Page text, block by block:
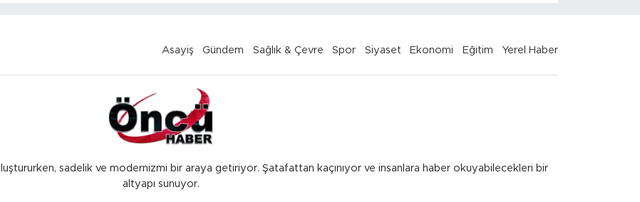
Asayiş Gündem Sağlık & Çevre Spor Siyaset Ekonomi Eğitim Yerel Haber
sadelik ve modernizmi bir araya getiriyor. Şatafattan kaçınıyor ve insanlara haber okuyabilecekleri bir
altyapı sunuyor.